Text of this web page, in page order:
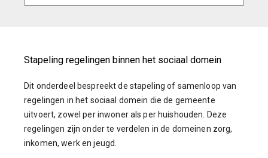
Stapeling regelingen binnen het sociaal domein
Dit onderdeel bespreekt de stapeling of samenloop van
regelingen in het sociaal domein die de gemeente
uitvoert, zowel per inwoner als per huishouden. Deze
regelingen zijn onder te verdelen in de domeinen zorg,
inkomen, werk en jeugd.